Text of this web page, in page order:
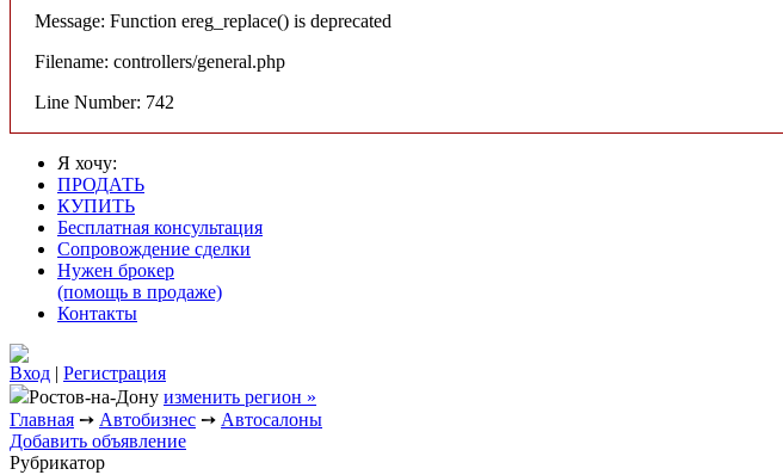
Message: Function ereg_replace() is deprecated
Filename: controllers/general.php
Line Number: 742
Я хочу:
ПРОДАТЬ
КУПИТЬ
Бесплатная консультация
Сопровождение сделки
Нужен брокер
(помощь в продаже)
Контакты
Вход | Регистрация
Ростов-на-Дону изменить регион »
Главная ➙ Автобизнес ➙ Автосалоны
Добавить объявление
Рубрикатор